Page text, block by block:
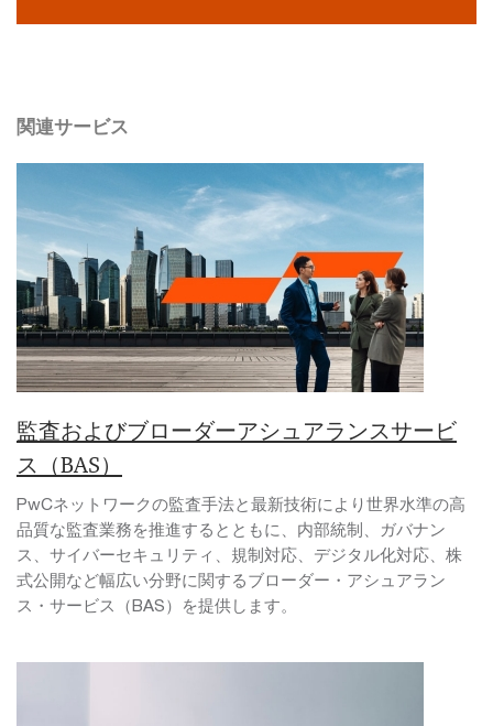
関連サービス
監査およびブローダーアシュアランスサービ
ス（BAS）
PwCネットワークの監査手法と最新技術により世界水準の高
品質な監査業務を推進するとともに、内部統制、ガバナン
ス、サイバーセキュリティ、規制対応、デジタル化対応、株
式公開など幅広い分野に関するブローダー・アシュアラン
ス・サービス（BAS）を提供します。